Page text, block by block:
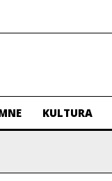
KULTURA